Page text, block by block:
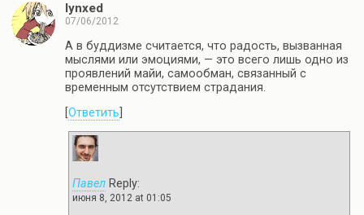
lynxed
07/06/2012
А в буддизме считается, что радость, вызванная
мыслями или эмоциями, — это всего лишь одно из
проявлений майи, самообман, связанный с
временным отсутствием страдания.
Ответить
Павел Reply:
июня 8, 2012 at 01:05